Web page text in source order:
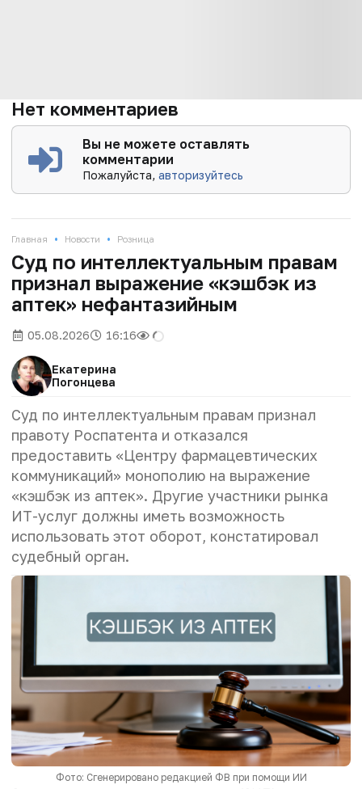
Нет комментариев
Вы не можете оставлять
комментарии
Пожалуйста,авторизуйтесь
Главная • Новости • Розница
Суд по интеллектуальным правам
признал выражение «кэшбэк из
аптек» нефантазийным
05.08.2026 16:16
Екатерина
Погонцева
Суд по интеллектуальным правам признал
правоту Роспатента и отказался
предоставить «Центру фармацевтических
коммуникаций» монополию на выражение
«кэшбэк из аптек». Другие участники рынка
ИТ-услуг должны иметь возможность
использовать этот оборот, констатировал
судебный орган.
Фото: Сгенерировано редакцией ФВ при помощи ИИ